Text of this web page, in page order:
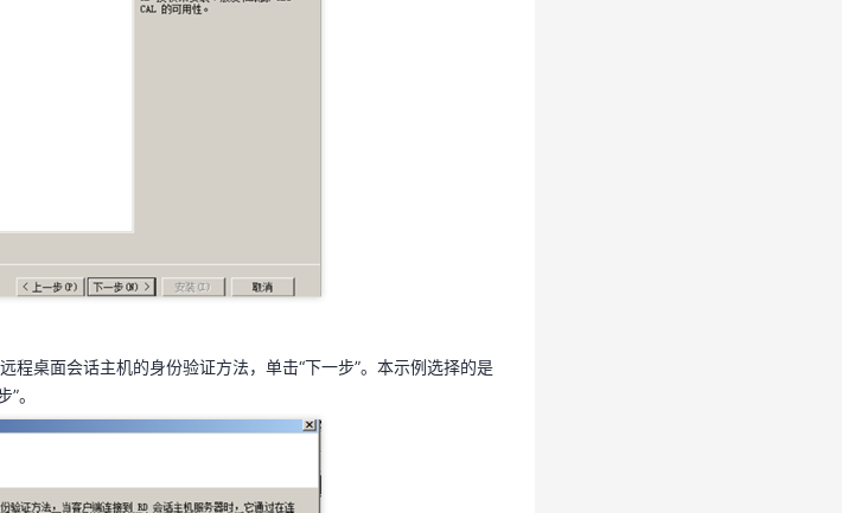
程桌面会话主机的身份验证方法，单击“下一步”。本示例选择的是
程桌面会话主机的身份验证方法，单击“下一步”。本示例选择的是
。